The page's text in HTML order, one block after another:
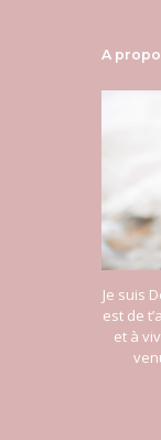
A
Je suis
est de
et à